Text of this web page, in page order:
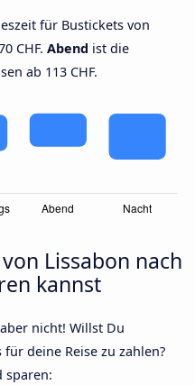
für Bustickets von
CHF. Abend ist die
ab 113 CHF.
Lissabon nach
kannst
nicht! Willst Du
deine Reise zu zahlen?
sparen: